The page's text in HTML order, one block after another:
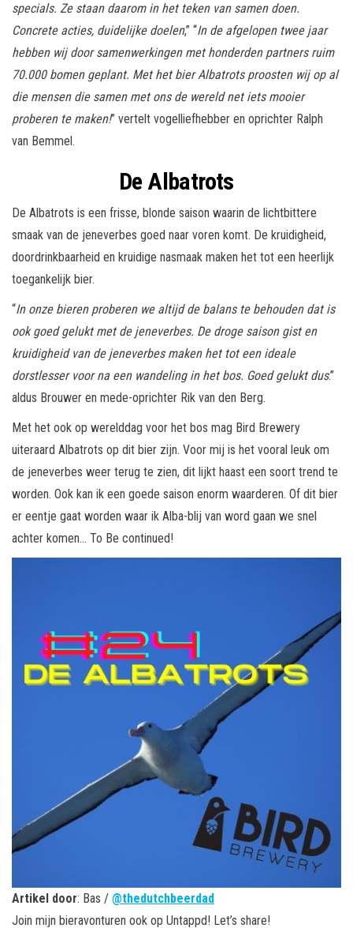
specials. Ze staan daarom in het teken van samen doen.
Concrete acties, duidelijke doelen,” “In de afgelopen twee jaar
hebben wij door samenwerkingen met honderden partners ruim
70.000 bomen geplant. Met het bier Albatrots proosten wij op al
die mensen die samen met ons de wereld net iets mooier
proberen te maken!” vertelt vogelliefhebber en oprichter Ralph
van Bemmel.
De Albatrots
De Albatrots is een frisse, blonde saison waarin de lichtbittere
smaak van de jeneverbes goed naar voren komt. De kruidigheid,
doordrinkbaarheid en kruidige nasmaak maken het tot een heerlijk
toegankelijk bier.
“In onze bieren proberen we altijd de balans te behouden dat is
ook goed gelukt met de jeneverbes. De droge saison gist en
kruidigheid van de jeneverbes maken het tot een ideale
dorstlesser voor na een wandeling in het bos. Goed gelukt dus.”
aldus Brouwer en mede-oprichter Rik van den Berg.
Met het ook op werelddag voor het bos mag Bird Brewery
uiteraard Albatrots op dit bier zijn. Voor mij is het vooral leuk om
de jeneverbes weer terug te zien, dit lijkt haast een soort trend te
worden. Ook kan ik een goede saison enorm waarderen. Of dit bier
er eentje gaat worden waar ik Alba-blij van word gaan we snel
achter komen… To Be continued!
Artikel door: Bas / @thedutchbeerdad
Join mijn bieravonturen ook op Untappd! Let’s share!